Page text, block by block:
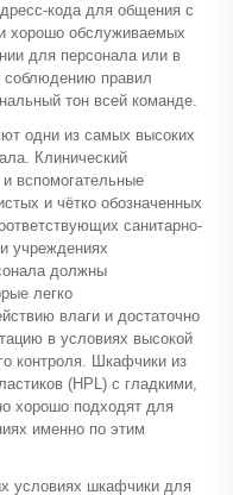
кода для общения с
хорошо обслуживаемых
для персонала или в
соблюдению правил
тон всей команде.
одни из самых высоких
Клинический
вспомогательные
и чётко обозначенных
санитарно-
учреждениях
должны
легко
влаги и достаточно
в условиях высокой
контроля. Шкафчики из
(HPL) с гладкими,
хорошо подходят для
именно по этим
условиях шкафчики для